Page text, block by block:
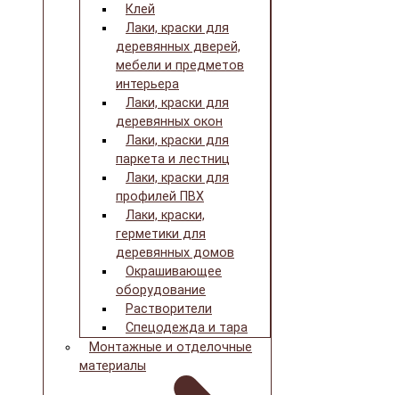
Клей
Лаки, краски для
деревянных дверей,
мебели и предметов
интерьера
Лаки, краски для
деревянных окон
Лаки, краски для
паркета и лестниц
Лаки, краски для
профилей ПВХ
Лаки, краски,
герметики для
деревянных домов
Окрашивающее
оборудование
Растворители
Спецодежда и тара
Монтажные и отделочные
материалы